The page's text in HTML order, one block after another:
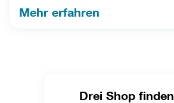
Mehr erfahren
Drei Shop finden